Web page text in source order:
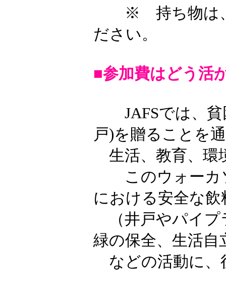
※ 持ち物は、
ださい。
■参加費はどう活
JAFSでは、貧
戸)を贈ることを
生活、教育、環
このウォーカ
における安全な飲
（井戸やパイプ
緑の保全、生活自
などの活動に、